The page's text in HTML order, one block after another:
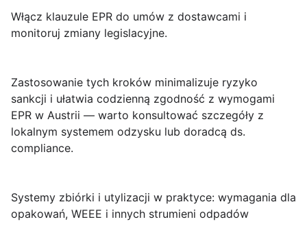
Włącz klauzule EPR do umów z dostawcami i
monitoruj zmiany legislacyjne.
Zastosowanie tych kroków minimalizuje ryzyko
sankcji i ułatwia codzienną zgodność z wymogami
EPR w Austrii — warto konsultować szczegóły z
lokalnym systemem odzysku lub doradcą ds.
compliance.
Systemy zbiórki i utylizacji w praktyce: wymagania dla
opakowań, WEEE i innych strumieni odpadów